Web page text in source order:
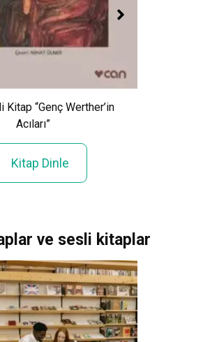
Kitap “Genç Werther’in
Acıları”
Kitap Dinle
ve sesli kitaplar